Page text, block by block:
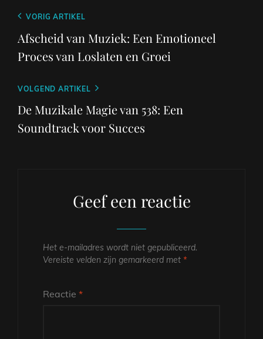
Berichtnavigatie
Vorig
bericht
VORIG ARTIKEL
Afscheid van Muziek: Een Emotioneel
Proces van Loslaten en Groei
Volgend
bericht
VOLGEND ARTIKEL
De Muzikale Magie van 538: Een
Soundtrack voor Succes
Geef een reactie
Het e-mailadres wordt niet gepubliceerd.
Vereiste velden zijn gemarkeerd met *
Reactie *